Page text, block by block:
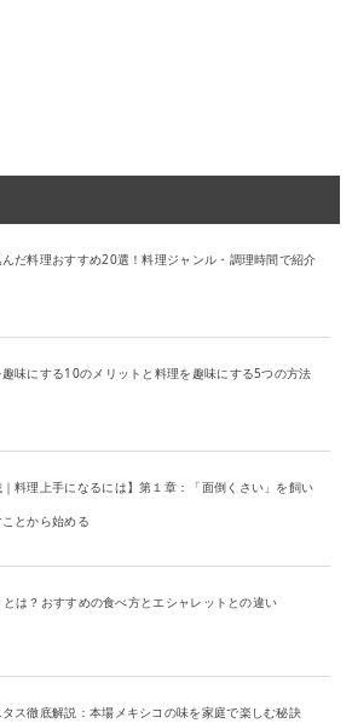
だ料理おすすめ20選！料理ジャンル・調理時間で紹介
味にする10のメリットと料理を趣味にする5つの方法
｜料理上手になるには】第１章：「面倒くさい」を飼い
とから始める
とは？おすすめの食べ方とエシャレットとの違い
タス徹底解説：本場メキシコの味を家庭で楽しむ秘訣